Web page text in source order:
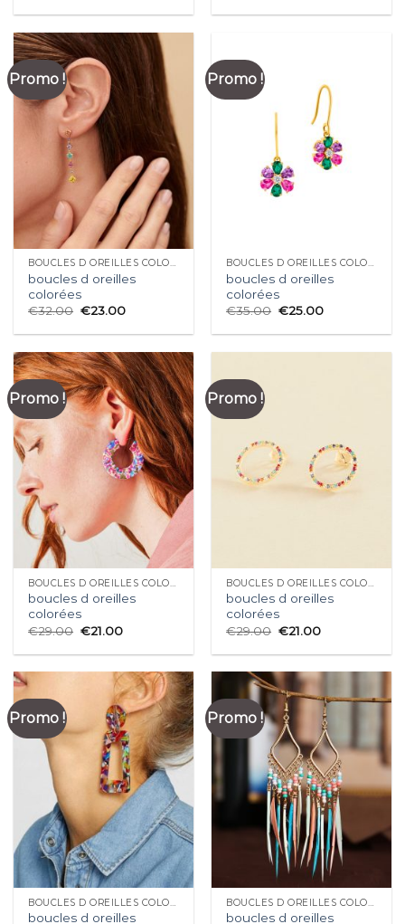
Promo !
BOUCLES D OREILLES COLORÉES
boucles d oreilles
colorées
€32.00 €23.00
Promo !
BOUCLES D OREILLES COLORÉES
boucles d oreilles
colorées
€35.00 €25.00
Promo !
boucles d oreilles
colorées
€29.00 €21.00
Promo !
boucles d oreilles
colorées
€29.00 €21.00
Promo !
BOUCLES D OREILLES COLORÉES
boucles d oreilles
Promo !
BOUCLES D OREILLES COLORÉES
boucles d oreilles